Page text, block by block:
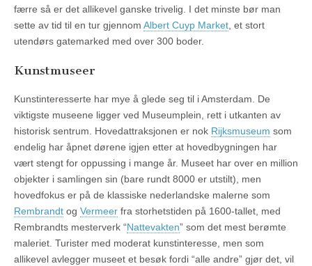
færre så er det allikevel ganske trivelig. I det minste bør man
sette av tid til en tur gjennom Albert Cuyp Market, et stort
utendørs gatemarked med over 300 boder.
Kunstmuseer
Kunstinteresserte har mye å glede seg til i Amsterdam. De
viktigste museene ligger ved Museumplein, rett i utkanten av
historisk sentrum. Hovedattraksjonen er nok Rijksmuseum som
endelig har åpnet dørene igjen etter at hovedbygningen har
vært stengt for oppussing i mange år. Museet har over en million
objekter i samlingen sin (bare rundt 8000 er utstilt), men
hovedfokus er på de klassiske nederlandske malerne som
Rembrandt og Vermeer fra storhetstiden på 1600-tallet, med
Rembrandts mesterverk “Nattevakten” som det mest berømte
maleriet. Turister med moderat kunstinteresse, men som
allikevel avlegger museet et besøk fordi “alle andre” gjør det, vil